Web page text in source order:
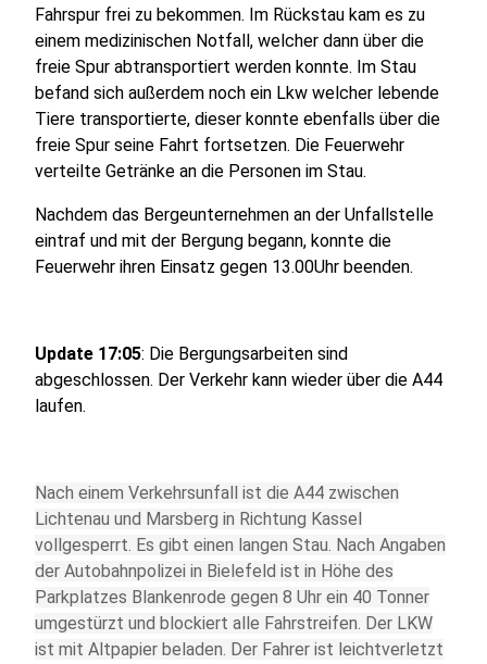
Fahrspur frei zu bekommen. Im Rückstau kam es zu
einem medizinischen Notfall, welcher dann über die
freie Spur abtransportiert werden konnte. Im Stau
befand sich außerdem noch ein Lkw welcher lebende
Tiere transportierte, dieser konnte ebenfalls über die
freie Spur seine Fahrt fortsetzen. Die Feuerwehr
verteilte Getränke an die Personen im Stau.
Nachdem das Bergeunternehmen an der Unfallstelle
eintraf und mit der Bergung begann, konnte die
Feuerwehr ihren Einsatz gegen 13.00Uhr beenden.
Update 17:05: Die Bergungsarbeiten sind
abgeschlossen. Der Verkehr kann wieder über die A44
laufen.
Nach einem Verkehrsunfall ist die A44 zwischen
Lichtenau und Marsberg in Richtung Kassel
vollgesperrt. Es gibt einen langen Stau. Nach Angaben
der Autobahnpolizei in Bielefeld ist in Höhe des
Parkplatzes Blankenrode gegen 8 Uhr ein 40 Tonner
umgestürzt und blockiert alle Fahrstreifen. Der LKW
ist mit Altpapier beladen. Der Fahrer ist leichtverletzt